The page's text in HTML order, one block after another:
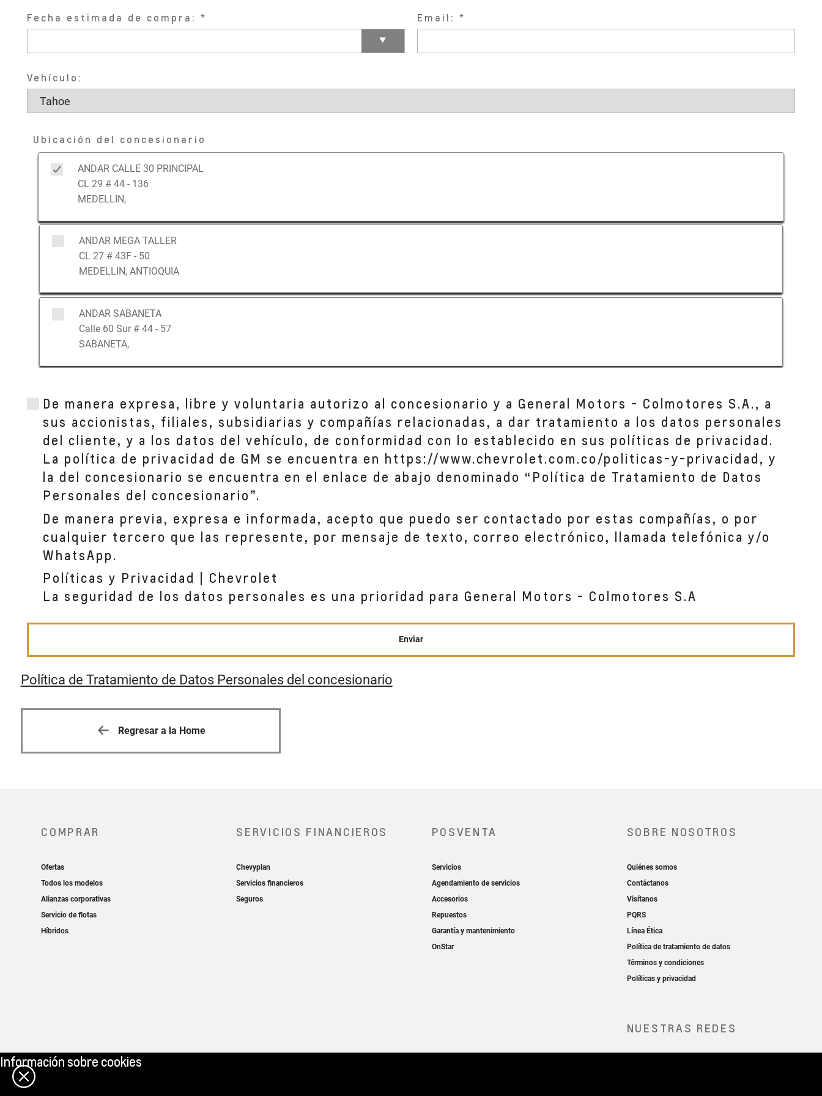
Fecha estimada de compra: Email:
Vehículo:
Ubicación del concesionario
ANDAR CALLE 30 PRINCIPAL
CL 29 # 44 - 136
MEDELLIN,
ANDAR MEGA TALLER
CL 27 # 43F - 50
MEDELLIN, ANTIOQUIA
ANDAR SABANETA
Calle 60 Sur # 44 - 57
SABANETA,
CALLE 30 NúMERO 44-119
MEDELLIN, ANTIOQUIA
ANDAR CC MAYORCA
Cl. 51 Sur #48-57 CC Mayorca
SABANETA,
De manera expresa, libre y voluntaria autorizo al concesionario y a General Motors - Colmotores S.A., a
sus accionistas, filiales, subsidiarias y compañías relacionadas, a dar tratamiento a los datos personales
del cliente, y a los datos del vehículo, de conformidad con lo establecido en sus políticas de privacidad.
La política de privacidad de GM se encuentra en https://www.chevrolet.com.co/politicas-y-privacidad, y
la del concesionario se encuentra en el enlace de abajo denominado “Política de Tratamiento de Datos
Personales del concesionario”.
De manera previa, expresa e informada, acepto que puedo ser contactado por estas compañías, o por
cualquier tercero que las represente, por mensaje de texto, correo electrónico, llamada telefónica y/o
WhatsApp.
Políticas y Privacidad | Chevrolet
La seguridad de los datos personales es una prioridad para General Motors - Colmotores S.A
Enviar
Política de Tratamiento de Datos Personales del concesionario
Regresar a la Home
Información sobre cookies